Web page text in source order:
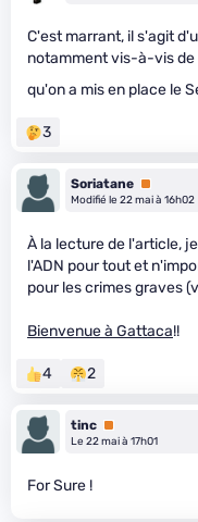
C'est marrant, il s'agit
notamment vis-à-vis de
qu'on a mis en place le
3
Soriatane Premium
Modifié le 22 mai à 16h02
À la lecture de l'article,
l'ADN pour tout et
pour les crimes graves
Bienvenue à Gattaca!!
4 2
tinc Premium
Le 22 mai à 17h01
For Sure !